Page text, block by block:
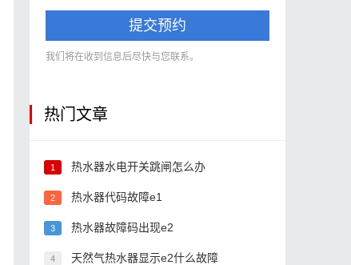
提交预约
我们将在收到信息后尽快与您联系。
热门文章
1 热水器水电开关跳闸怎么办
2 热水器代码故障e1
3 热水器故障码出现e2
4 天然气热水器显示e2什么故障